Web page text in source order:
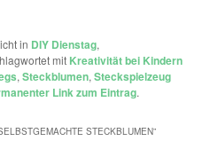
in DIY Dienstag,
mit Kreativität bei Kindern
,Steckblumen,Steckspielzeug
Link zum Eintrag.
STECKBLUMEN”